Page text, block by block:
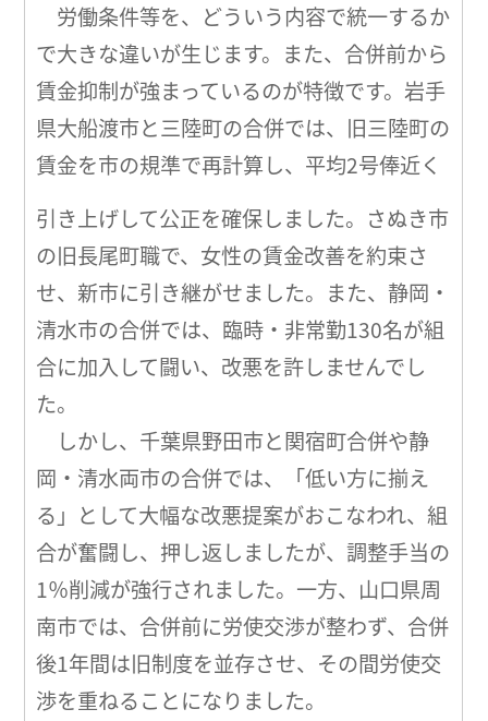
労働条件等を、どういう内容で統一するか
で大きな違いが生じます。また、合併前から
賃金抑制が強まっているのが特徴です。岩手
県大船渡市と三陸町の合併では、旧三陸町の
賃金を市の規準で再計算し、平均2号俸近く
引き上げして公正を確保しました。さぬき市
の旧長尾町職で、女性の賃金改善を約束さ
せ、新市に引き継がせました。また、静岡・
清水市の合併では、臨時・非常勤130名が組
合に加入して闘い、改悪を許しませんでし
た。
しかし、千葉県野田市と関宿町合併や静
岡・清水両市の合併では、「低い方に揃え
る」として大幅な改悪提案がおこなわれ、組
合が奮闘し、押し返しましたが、調整手当の
1％削減が強行されました。一方、山口県周
南市では、合併前に労使交渉が整わず、合併
後1年間は旧制度を並存させ、その間労使交
渉を重ねることになりました。